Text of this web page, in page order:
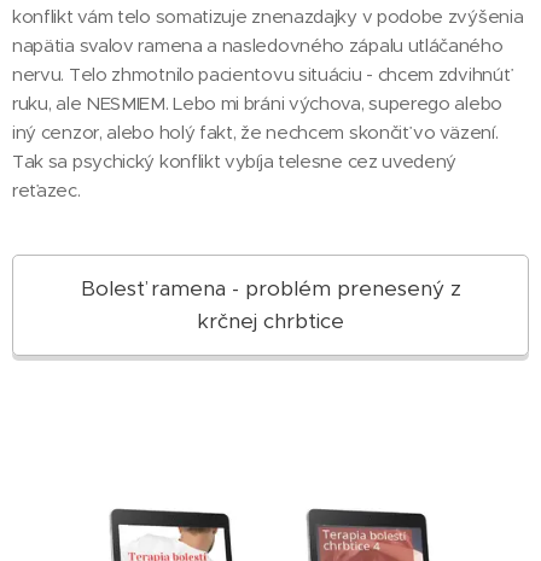
konflikt vám telo somatizuje znenazdajky v podobe zvýšenia
napätia svalov ramena a nasledovného zápalu utláčaného
nervu. Telo zhmotnilo pacientovu situáciu - chcem zdvihnúť
ruku, ale NESMIEM. Lebo mi bráni výchova, superego alebo
iný cenzor, alebo holý fakt, že nechcem skončiť vo väzení.
Tak sa psychický konflikt vybíja telesne cez uvedený
reťazec.
Bolesť ramena - problém prenesený z
krčnej chrbtice